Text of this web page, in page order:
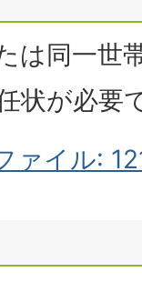
は同一世
状が必要
ァイル: